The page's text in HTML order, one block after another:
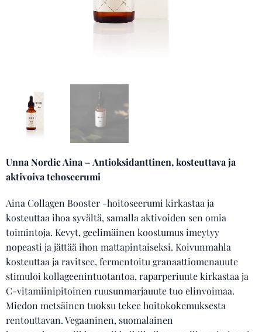
Unna Nordic Aina – Antioksidanttinen, kosteuttava ja
aktivoiva tehoseerumi
Aina Collagen Booster -hoitoseerumi kirkastaa ja
kosteuttaa ihoa syvältä, samalla aktivoiden sen omia
toimintoja. Kevyt, geelimäinen koostumus imeytyy
nopeasti ja jättää ihon mattapintaiseksi. Koivunmahla
kosteuttaa ja ravitsee, fermentoitu granaattiomenauute
stimuloi kollageenintuotantoa, raparperiuute kirkastaa ja
C-vitamiinipitoinen ruusunmarjauute tuo elinvoimaa.
Miedon metsäinen tuoksu tekee hoitokokemuksesta
rentouttavan. Vegaaninen, suomalainen